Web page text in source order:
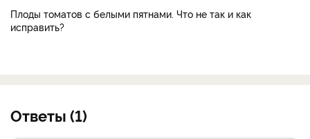
Плоды томатов с белыми пятнами. Что не так и как
исправить?
Ответы (1)